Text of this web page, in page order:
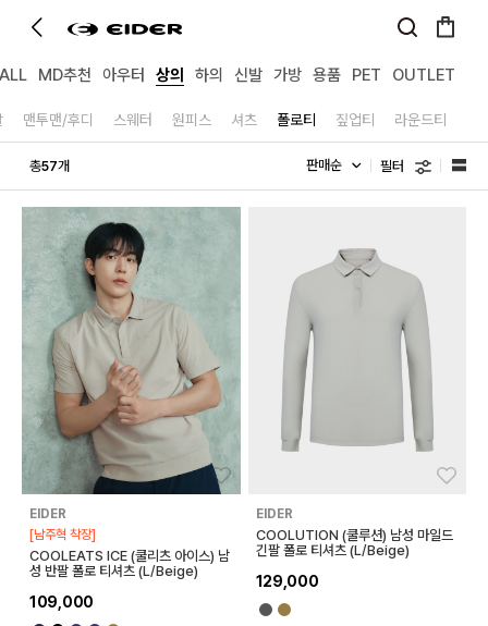
ALL MD추천 아우터 상의 하의 신발 가방 용품 PET OUTLET
맨투맨/후디 스웨터 원피스 셔츠 폴로티 짚업티 라운드티
총57개 필터
EIDER
[남주혁 착장]
COOLEATS ICE (쿨리츠 아이스) 남
성 반팔 폴로 티셔츠 (L/Beige)
109,000
EIDER
COOLUTION (쿨루션) 남성 마일드
긴팔 폴로 티셔츠 (L/Beige)
129,000